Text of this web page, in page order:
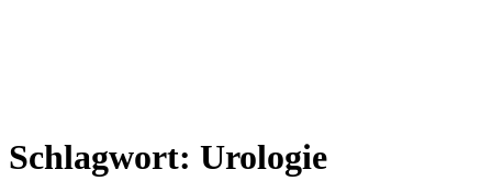
Schlagwort: Urologie